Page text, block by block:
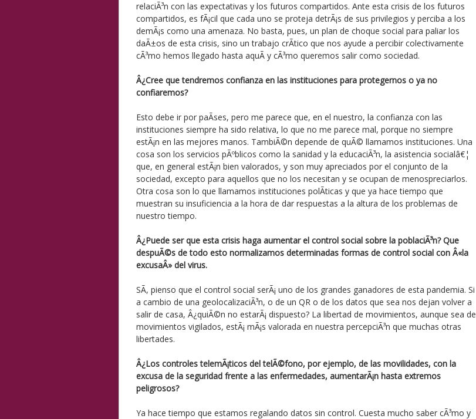
relaciÃ³n con las expectativas y los futuros compartidos. Ante esta crisis de los futuros
compartidos, es fÃ¡cil que cada uno se proteja detrÃ¡s de sus privilegios y perciba a los
demÃ¡s como una amenaza. No basta, pues, un plan de choque social para paliar los
daÃ±os de esta crisis, sino un trabajo crÃ­tico que nos ayude a percibir colectivamente
cÃ³mo hemos llegado hasta aquÃ­ y cÃ³mo queremos salir como sociedad.
Â¿Cree que tendremos confianza en las instituciones para protegernos o ya no
confiaremos?
Esto debe ir por paÃ­ses, pero me parece que, en el nuestro, la confianza con las
instituciones siempre ha sido relativa, lo que no me parece mal, porque no siempre
estÃ¡n en las mejores manos. TambiÃ©n depende de quÃ© llamamos instituciones. Una
cosa son los servicios pÃºblicos como la sanidad y la educaciÃ³n, la asistencia socialâ€¦
que, en general estÃ¡n bien valorados, y son muy apreciados por el conjunto de la
sociedad, excepto para aquellos que no los necesitan y se ocupan de menospreciarlos.
Otra cosa son lo que llamamos instituciones polÃ­ticas y que ya hace tiempo que
muestran su insuficiencia a la hora de dar respuestas a la altura de los problemas de
nuestro tiempo.
Â¿Puede ser que esta crisis haga aumentar el control social sobre la poblaciÃ³n? Que
despuÃ©s de todo esto normalizamos determinadas formas de control social con Â«la
excusaÂ» del virus.
SÃ­, pienso que el control social serÃ¡ uno de los grandes ganadores de esta pandemia. Si
a cambio de una geolocalizaciÃ³n, o de un QR o de los datos que sea nos dejan volver a
salir de casa, Â¿quiÃ©n no estarÃ¡ dispuesto? La libertad de movimientos, aunque sea de
movimientos vigilados, estÃ¡ mÃ¡s valorada en nuestra percepciÃ³n que muchas otras
libertades.
Â¿Los controles telemÃ¡ticos del telÃ©fono, por ejemplo, de las movilidades, con la
excusa de la seguridad frente a las enfermedades, aumentarÃ¡n hasta extremos
peligrosos?
Ya hace tiempo que estamos regalando datos sin control. Cuesta mucho saber cÃ³mo y